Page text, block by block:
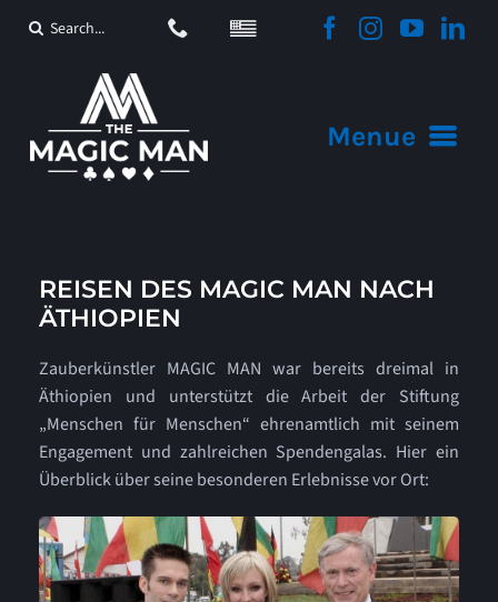
Inhalt
Suche
Menue
Angebote
Aktuelles
Sonstiges
Kontakt
Referenzen
REISEN DES MAGIC MAN NACH
ÄTHIOPIEN
Zauberkünstler MAGIC MAN war bereits dreimal in
Äthiopien und unterstützt die Arbeit der Stiftung
„Menschen für Menschen“ ehrenamtlich mit seinem
Engagement und zahlreichen Spendengalas. Hier ein
Überblick über seine besonderen Erlebnisse vor Ort: